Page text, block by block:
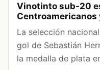
Vinotinto sub-20
Centroamericanos
La selección
gol de Sebastián
la medalla de plata